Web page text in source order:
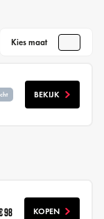
Kies maat
BEKIJK
98 KOPEN